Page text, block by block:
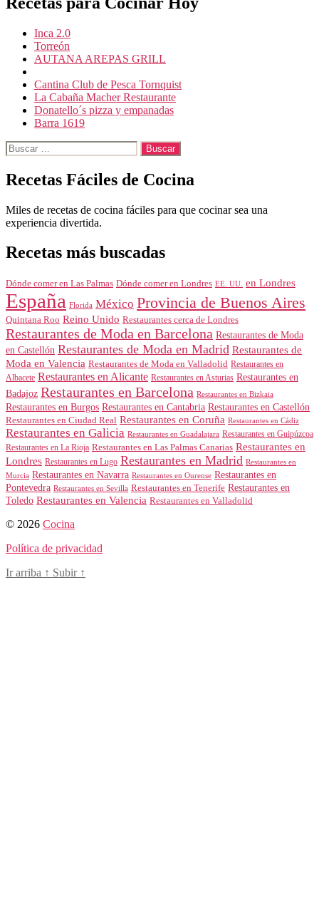
Inca 2.0
Torreón
AUTANA AREPAS GRILL
Cantina Club de Pesca Tornquist
La Cabaña Macher Restaurante
Donatello´s pizza y empanadas
Barra 1619
Buscar:
Recetas Fáciles de Cocina
Miles de recetas de cocina fáciles para que cocinar sea una
experiencia divertida.
Recetas más buscadas
Dónde comer en Las Palmas Dónde comer en Londres EE. UU. en Londres
España Florida México Provincia de Buenos Aires
Quintana Roo Reino Unido Restaurantes cerca de Londres
Restaurantes de Moda en Barcelona Restaurantes de Moda
en Castellón Restaurantes de Moda en Madrid Restaurantes de
Moda en Valencia Restaurantes de Moda en Valladolid Restaurantes en
Albacete Restaurantes en Alicante Restaurantes en Asturias Restaurantes en
Badajoz Restaurantes en Barcelona Restaurantes en Bizkaia
Restaurantes en Burgos Restaurantes en Cantabria Restaurantes en Castellón
Restaurantes en Ciudad Real Restaurantes en Coruña Restaurantes en Cádiz
Restaurantes en Galicia Restaurantes en Guadalajara Restaurantes en Guipúzcoa
Restaurantes en La Rioja Restaurantes en Las Palmas Canarias Restaurantes en
Londres Restaurantes en Lugo Restaurantes en Madrid Restaurantes en
Murcia Restaurantes en Navarra Restaurantes en Ourense Restaurantes en
Pontevedra Restaurantes en Sevilla Restaurantes en Tenerife Restaurantes en
Toledo Restaurantes en Valencia Restaurantes en Valladolid
© 2026 Cocina
Política de privacidad
Ir arriba ↑ Subir ↑